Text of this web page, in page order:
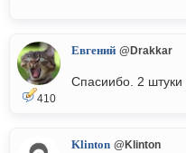
410
Евгений @Drakkar
Спасиибо. 2
Klinton @Klinton